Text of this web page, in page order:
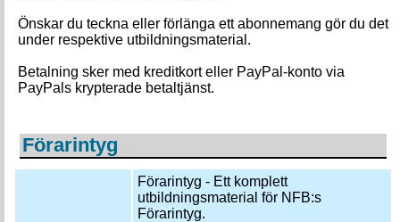
Önskar du teckna eller förlänga ett abonnemang gör du det
under respektive utbildningsmaterial.
Betalning sker med kreditkort eller PayPal-konto via
PayPals krypterade betaltjänst.
Förarintyg
Förarintyg - Ett komplett
utbildningsmaterial för NFB:s
Förarintyg.